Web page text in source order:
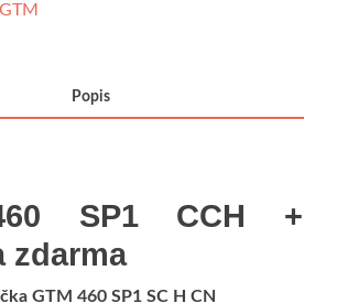
GTM
Popis
SP1 CCH +
zdarma
GTM 460 SP1 SC H CN